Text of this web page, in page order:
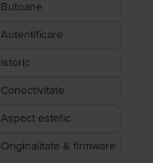
Butoane
Autentificare
Istoric
Conectivitate
Aspect estetic
Originalitate & firmware